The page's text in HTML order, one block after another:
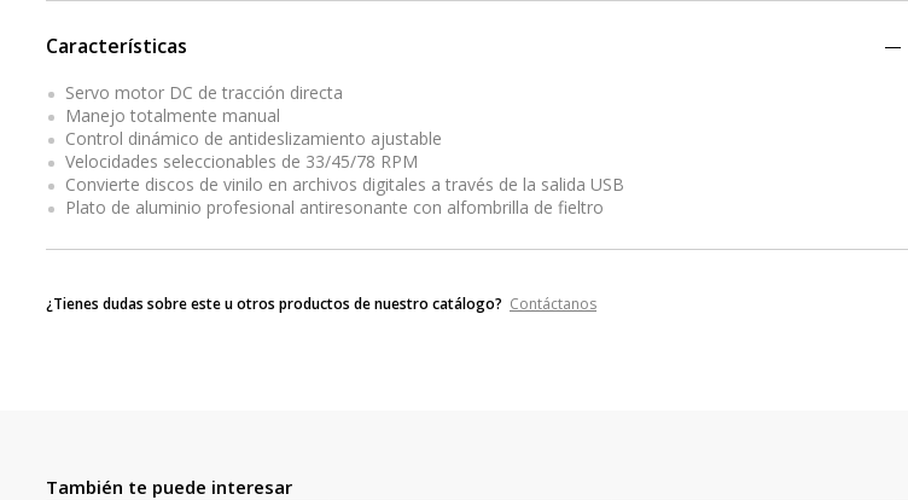
Características
Servo motor DC de tracción directa
Manejo totalmente manual
Control dinámico de antideslizamiento ajustable
Velocidades seleccionables de 33/45/78 RPM
Convierte discos de vinilo en archivos digitales a través de la salida USB
Plato de aluminio profesional antiresonante con alfombrilla de fieltro
¿Tienes dudas sobre este u otros productos de nuestro catálogo? Contáctanos
También te puede interesar